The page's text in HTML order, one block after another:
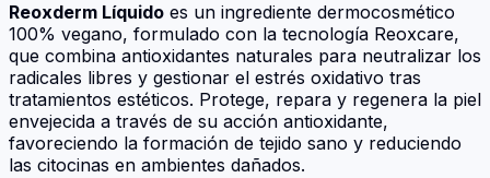
Reoxderm Líquido es un ingrediente dermocosmético
100% vegano, formulado con la tecnología Reoxcare,
que combina antioxidantes naturales para neutralizar los
radicales libres y gestionar el estrés oxidativo tras
tratamientos estéticos. Protege, repara y regenera la piel
envejecida a través de su acción antioxidante,
favoreciendo la formación de tejido sano y reduciendo
las citocinas en ambientes dañados.